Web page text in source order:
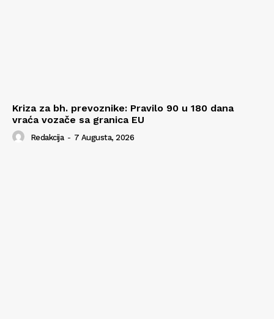
Kriza za bh. prevoznike: Pravilo 90 u 180 dana
vraća vozače sa granica EU
Redakcija - 7 Augusta, 2026